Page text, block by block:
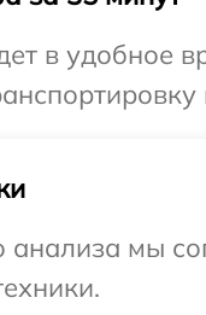
в удобное
анализа мы